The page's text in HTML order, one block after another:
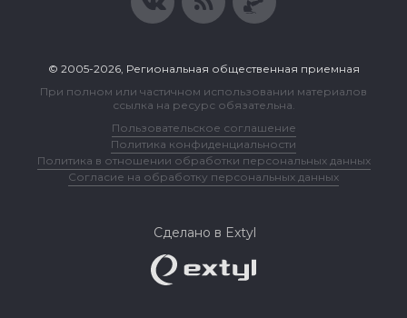
© 2005-2026, Региональная общественная приемная
При полном или частичном использовании материалов
ссылка на ресурс обязательна.
Пользовательское соглашение
Политика конфиденциальности
Политика в отношении обработки персональных данных
Согласие на обработку персональных данных
Сделано в Extyl